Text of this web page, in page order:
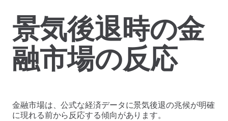
景気後退時の金
融市場の反応
金融市場は、公式な経済データに景気後退の兆候が明確
に現れる前から反応する傾向があります。